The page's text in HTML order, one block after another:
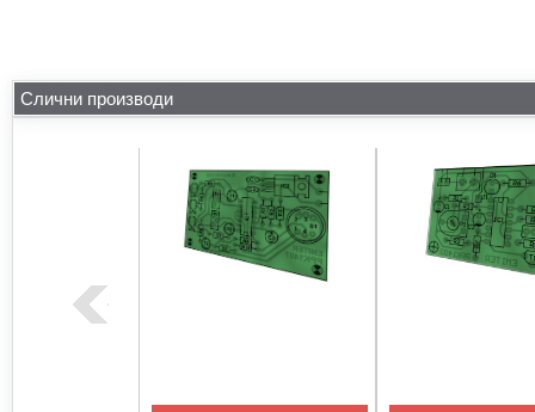
Слични производи